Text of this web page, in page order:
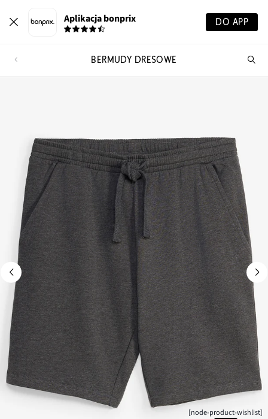
Aplikacja bonprix DO APP
BERMUDY DRESOWE
[node-product-wishlist]